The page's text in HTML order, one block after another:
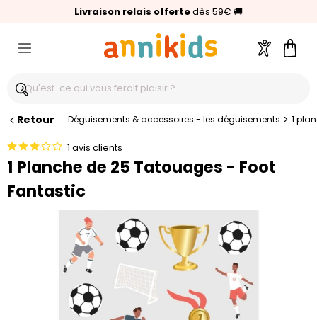
Livraison relais offertedès 59€ 🚚
🥇Palmarès Capital 2025 :Annikids N°1
⭐⭐⭐⭐⭐4,6/5(24 000 avis clients)
Compte
Retour Déguisements & accessoires - les déguisements > 1
1 avis clients
1 Planche de 25 Tatouages - Foot
Fantastic